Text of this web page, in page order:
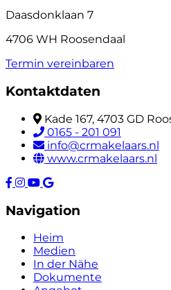
Daasdonklaan 7
4706 WH Roosendaal
Termin vereinbaren
Kontaktdaten
Kade 167, 4703 GD
0165 - 201 091
info@crmakelaars.nl
www.crmakelaars.nl
Navigation
Heim
Medien
In der Nähe
Dokumente